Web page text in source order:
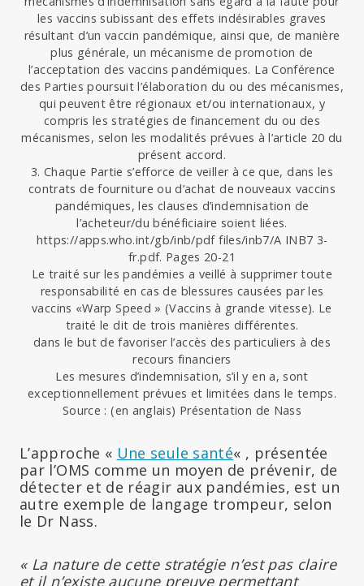
les vaccins subissant des effets indésirables graves
résultant d’un vaccin pandémique, ainsi que, de manière
plus générale, un mécanisme de promotion de
l’acceptation des vaccins pandémiques. La Conférence
des Parties poursuit l’élaboration du ou des mécanismes,
qui peuvent être régionaux et/ou internationaux, y
compris les stratégies de financement du ou des
mécanismes, selon les modalités prévues à l’article 20 du
présent accord.
3. Chaque Partie s’efforce de veiller à ce que, dans les
contrats de fourniture ou d’achat de nouveaux vaccins
pandémiques, les clauses d’indemnisation de
l’acheteur/du bénéficiaire soient liées.
https://apps.who.int/gb/inb/pdf files/inb7/A INB7 3-
fr.pdf. Pages 20-21
Le traité sur les pandémies a veillé à supprimer toute
responsabilité en cas de blessures causées par les
vaccins «Warp Speed » (Vaccins à grande vitesse). Le
traité le dit de trois manières différentes.
dans le but de favoriser l’accès des particuliers à des
recours financiers
Les mesures d’indemnisation, s’il y en a, sont
exceptionnellement prévues et limitées dans le temps.
Source : (en anglais) Présentation de Nass
L’approche « Une seule santé« , présentée
par l’OMS comme un moyen de prévenir, de
détecter et de réagir aux pandémies, est un
autre exemple de langage trompeur, selon
le Dr Nass.
« La nature de cette stratégie n’est pas claire
et il n’existe aucune preuve permettant